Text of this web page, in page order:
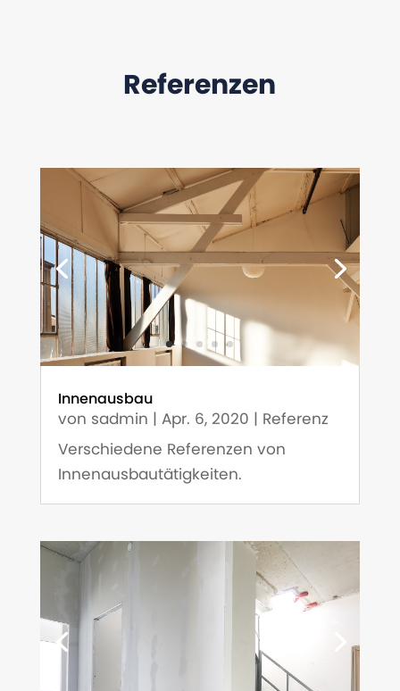
Referenzen
Innenausbau
von sadmin | Apr. 6, 2020 | Referenz
Verschiedene Referenzen von
Innenausbautätigkeiten.